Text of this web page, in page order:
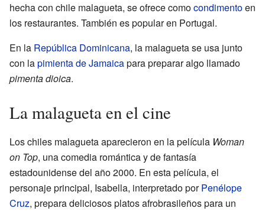
hecha con chile malagueta, se ofrece comocondimentoen
los restaurantes. También es popular en Portugal.
En la República Dominicana, la malagueta se usa junto
con lapimienta de Jamaicapara preparar algo llamado
pimenta dioica.
La malagueta en el cine
Los chiles malagueta aparecieron en la película Woman
on Top, una comedia romántica y de fantasía
estadounidense del año 2000. En esta película, el
personaje principal, Isabella, interpretado porPenélope
Cruz, prepara deliciosos platos afrobrasileños para un